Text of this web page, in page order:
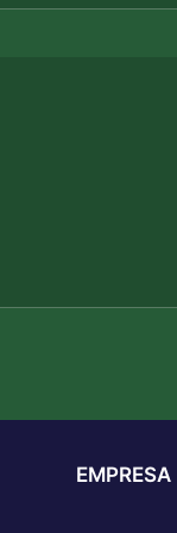
EMPRESA